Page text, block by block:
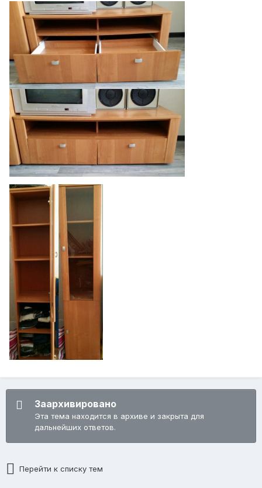
Заархивировано
Эта тема находится в архиве и закрыта для
дальнейших ответов.
Перейти к списку тем